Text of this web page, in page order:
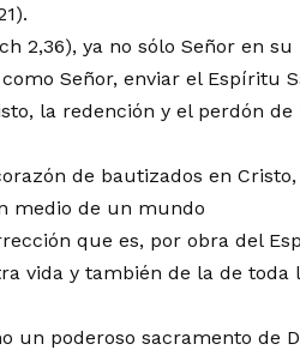
2,36), ya no sólo Señor en su
Señor, enviar el Espíritu
la redención y el perdón de
de bautizados en
medio de un mundo
que es, por obra del
vida y también de la de toda
un poderoso sacramento de